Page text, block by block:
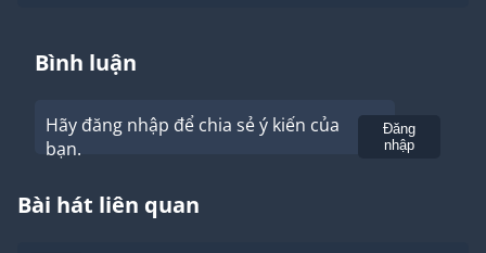
Bình luận
Hãy đăng nhập để chia sẻ ý kiến của
bạn.
Đăng
nhập
Bài hát liên quan